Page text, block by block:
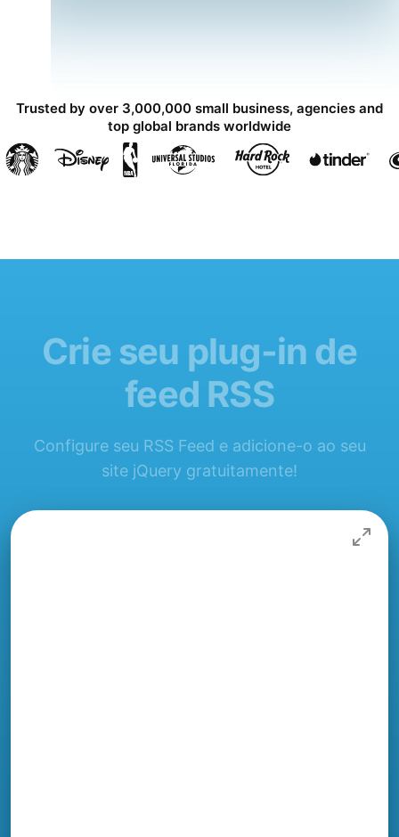
Trusted by over 3,000,000 small business, agencies and
top global brands worldwide
Crie seu plug-in de
feed RSS
Configure seu RSS Feed e adicione-o ao seu
site jQuery gratuitamente!